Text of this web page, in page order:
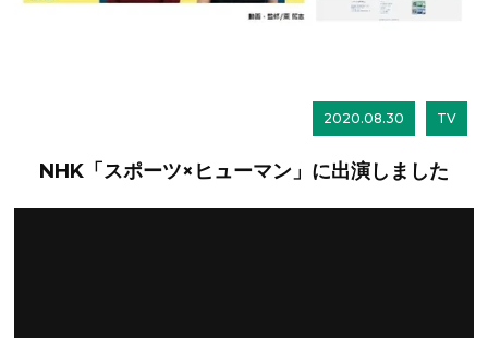
2020.08.30 TV
NHK「スポーツ×ヒューマン」に出演しました